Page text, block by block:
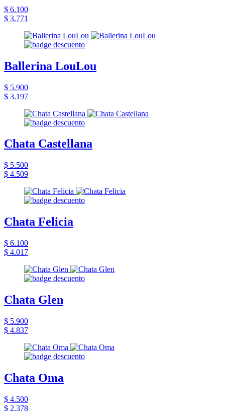
$ 6.100
$ 3.771
Ballerina LouLou
$ 5.900
$ 3.197
Chata Castellana
$ 5.500
$ 4.509
Chata Felicia
$ 6.100
$ 4.017
Chata Glen
$ 5.900
$ 4.837
Chata Oma
$ 4.500
$ 2.378